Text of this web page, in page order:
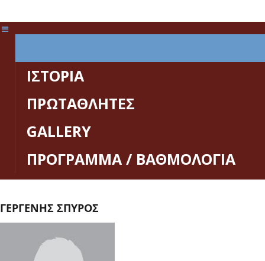
ΙΣΤΟΡΙΑ
ΠΡΩΤΑΘΛΗΤΕΣ
GALLERY
ΠΡΟΓΡΑΜΜΑ / ΒΑΘΜΟΛΟΓΙΑ
ΓΕΡΓΕΝΗΣ ΣΠΥΡΟΣ